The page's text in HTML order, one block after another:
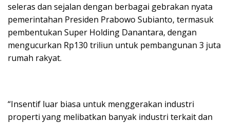
seleras dan sejalan dengan berbagai gebrakan nyata
pemerintahan Presiden Prabowo Subianto, termasuk
pembentukan Super Holding Danantara, dengan
mengucurkan Rp130 triliun untuk pembangunan 3 juta
rumah rakyat.
“Insentif luar biasa untuk menggerakan industri
properti yang melibatkan banyak industri terkait dan